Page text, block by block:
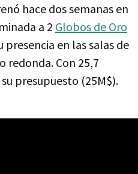
hace dos semanas en
a 2 Globos de Oro
en las salas de
redonda. Con 25,7
presupuesto (25M$).